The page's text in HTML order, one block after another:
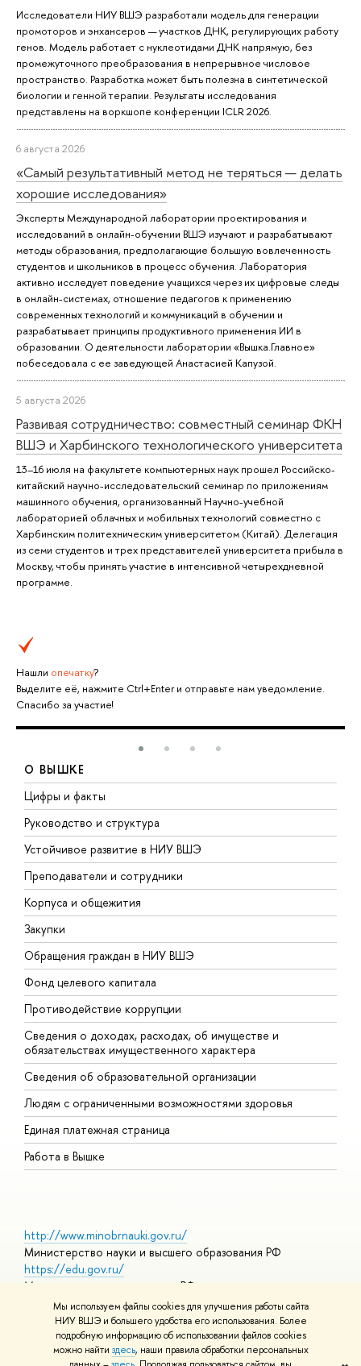
Мы используем файлы cookies для улучшения работы сайта
НИУ ВШЭ и большего удобства его использования. Более
подробную информацию об использовании файлов cookies
можно найти здесь, наши правила обработки персональных
Исследователи НИУ ВШЭ разработали модель для генерации
промоторов и энхансеров — участков ДНК, регулирующих работу
генов. Модель работает с нуклеотидами ДНК напрямую, без
промежуточного преобразования в непрерывное числовое
пространство. Разработка может быть полезна в синтетической
биологии и генной терапии. Результаты исследования
представлены на воркшопе конференции ICLR 2026.
6 августа 2026
«Самый результативный метод не теряться — делать
хорошие исследования»
Эксперты Международной лаборатории проектирования и
исследований в онлайн-обучении ВШЭ изучают и разрабатывают
методы образования, предполагающие большую вовлеченность
студентов и школьников в процесс обучения. Лаборатория
активно исследует поведение учащихся через их цифровые следы
в онлайн-системах, отношение педагогов к применению
современных технологий и коммуникаций в обучении и
разрабатывает принципы продуктивного применения ИИ в
образовании. О деятельности лаборатории «Вышка.Главное»
побеседовала с ее заведующей Анастасией Капузой.
5 августа 2026
Развивая сотрудничество: совместный семинар ФКН
ВШЭ и Харбинского технологического университета
13–16 июля на факультете компьютерных наук прошел Российско-
китайский научно-исследовательский семинар по приложениям
машинного обучения, организованный Научно-учебной
лабораторией облачных и мобильных технологий совместно с
Харбинским политехническим университетом (Китай). Делегация
из семи студентов и трех представителей университета прибыла в
Москву, чтобы принять участие в интенсивной четырехдневной
программе.
Нашли опечатку?
Выделите её, нажмите Ctrl+Enter и отправьте нам уведомление.
Спасибо за участие!
О ВЫШКЕ
Цифры и факты
Руководство и структура
Устойчивое развитие в НИУ ВШЭ
Преподаватели и сотрудники
Корпуса и общежития
Закупки
Обращения граждан в НИУ ВШЭ
Фонд целевого капитала
Противодействие коррупции
Сведения о доходах, расходах, об имуществе и
обязательствах имущественного характера
Сведения об образовательной организации
Людям с ограниченными возможностями здоровья
Единая платежная страница
Работа в Вышке
http://www.minobrnauki.gov.ru/
Министерство науки и высшего образования РФ
https://edu.gov.ru/
Министерство просвещения РФ
https://elearning.hse.ru/mooc
Массовые открытые онлайн-курсы